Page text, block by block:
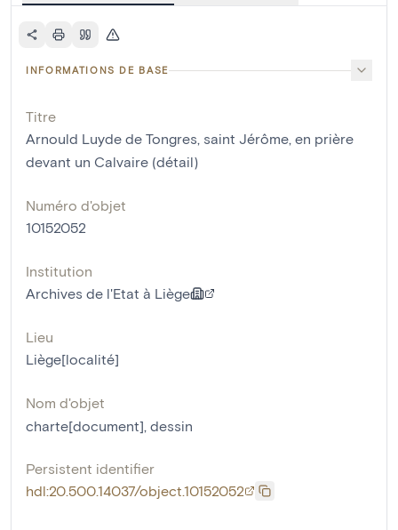
INFORMATIONS DE BASE
Titre
Arnould Luyde de Tongres, saint Jérôme, en prière
devant un Calvaire (détail)
Numéro d'objet
10152052
Institution
Archives de l'Etat à Liège
Lieu
Liège[localité]
Nom d'objet
charte[document], dessin
Persistent identifier
hdl:20.500.14037/object.10152052